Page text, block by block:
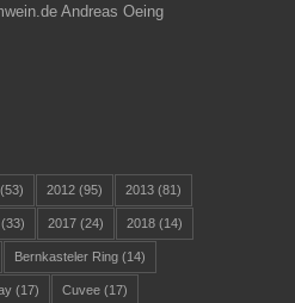
Andreas Oeing
(53) 2012(95) 2013(81)
2017(24) 2018(14)
Bernkasteler Ring(14)
(17) Cuvee(17)